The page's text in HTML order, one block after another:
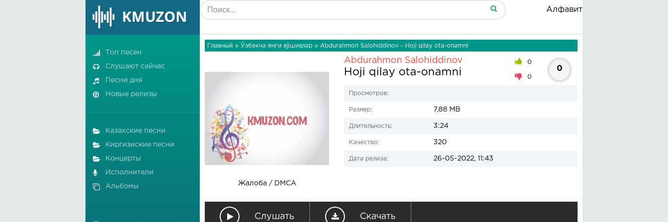
Алфавит
Главный » Ўзбекча янги қўшиқлар » Abdurahmon Salohiddinov - Hoji qilay ota-onamni
Жалоба / DMCA
Abdurahmon Salohiddinov
Hoji qilay ota-onamni
0
0
0
Просмотров:
Размер: 7,88 MB
Длительность: 3:24
Качество: 320
Дата релиза: 26-05-2022, 11:43
Слушать Скачать
Топ песен
Слушают сейчас
Песни дня
Новые релизы
Казахские песни
Киргизиские песни
Концерты
Исполнители
Альбомы